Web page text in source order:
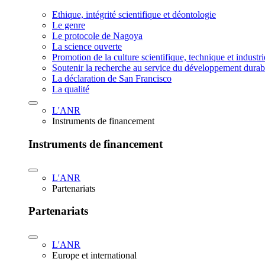
Ethique, intégrité scientifique et déontologie
Le genre
Le protocole de Nagoya
La science ouverte
Promotion de la culture scientifique, technique et
Soutenir la recherche au service du développement
La déclaration de San Francisco
La qualité
L'ANR
Instruments de financement
Instruments de financement
L'ANR
Partenariats
Partenariats
L'ANR
Europe et international